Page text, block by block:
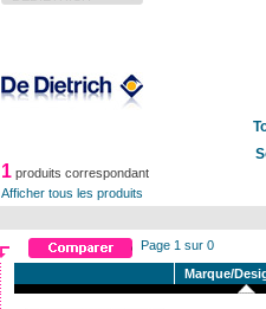
1 produits correspondant
Afficher tous les produits
Page 1 sur 0
Marque/